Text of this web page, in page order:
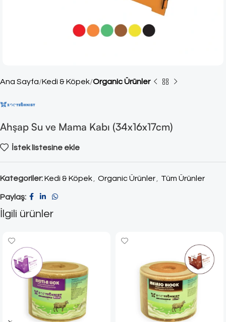
Ana Sayfa Kedi & Köpek Organic Ürünler
Ahşap Su ve Mama Kabı (34x16x17cm)
İstek listesine ekle
Kategoriler:Kedi & Köpek Organic Ürünler Tüm Ürünler
Paylaş:
İlgili ürünler